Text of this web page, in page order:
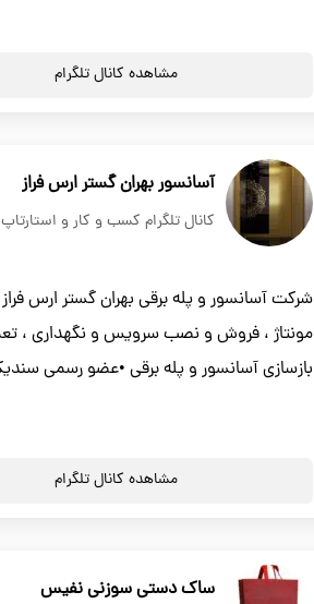
مشاهده کانال تلگرام
آسانسور بهران گستر ارس فراز
کانال تلگرام کسب و کار و
شرکت آسانسور و پله برقی بهران گستر ارس
مونتاژ ، فروش و نصب سرویس و نگهداری ،
بازسازی آسانسور و پله برقی •عضو رسمی
مشاهده کانال تلگرام
ساک دستی سوزنی نفیس